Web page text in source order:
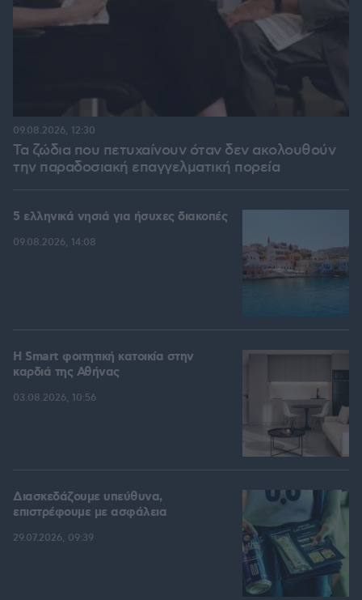
Τα ζώδια που πετυχαίνουν όταν δεν ακολουθούν
την παραδοσιακή επαγγελματική πορεία
09.08.2026, 12:30
5 ελληνικά νησιά για ήσυχες διακοπές
09.08.2026, 14:08
Η Smart φοιτητική κατοικία στην
καρδιά της Αθήνας
03.08.2026, 10:56
Διασκεδάζουμε υπεύθυνα,
επιστρέφουμε με ασφάλεια
29.07.2026, 09:39